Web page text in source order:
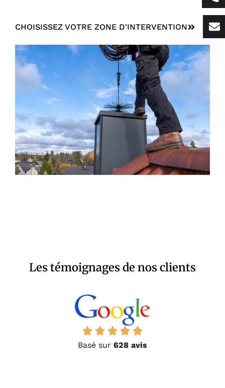
CHOISISSEZ VOTRE ZONE D'INTERVENTION
Les témoignages de nos clients
Basé sur 628 avis